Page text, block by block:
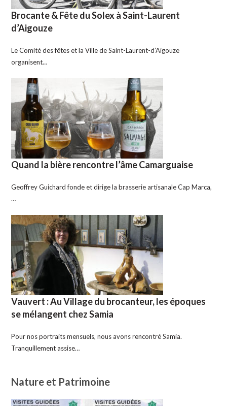
Brocante & Fête du Solex à Saint-Laurent
d’Aigouze
Le Comité des fêtes et la Ville de Saint-Laurent-d’Aigouze
organisent…
Quand la bière rencontre l’âme Camarguaise
Geoffrey Guichard fonde et dirige la brasserie artisanale Cap Marca,
…
Vauvert : Au Village du brocanteur, les époques
se mélangent chez Samia
Pour nos portraits mensuels, nous avons rencontré Samia.
Tranquillement assise…
Nature et Patrimoine